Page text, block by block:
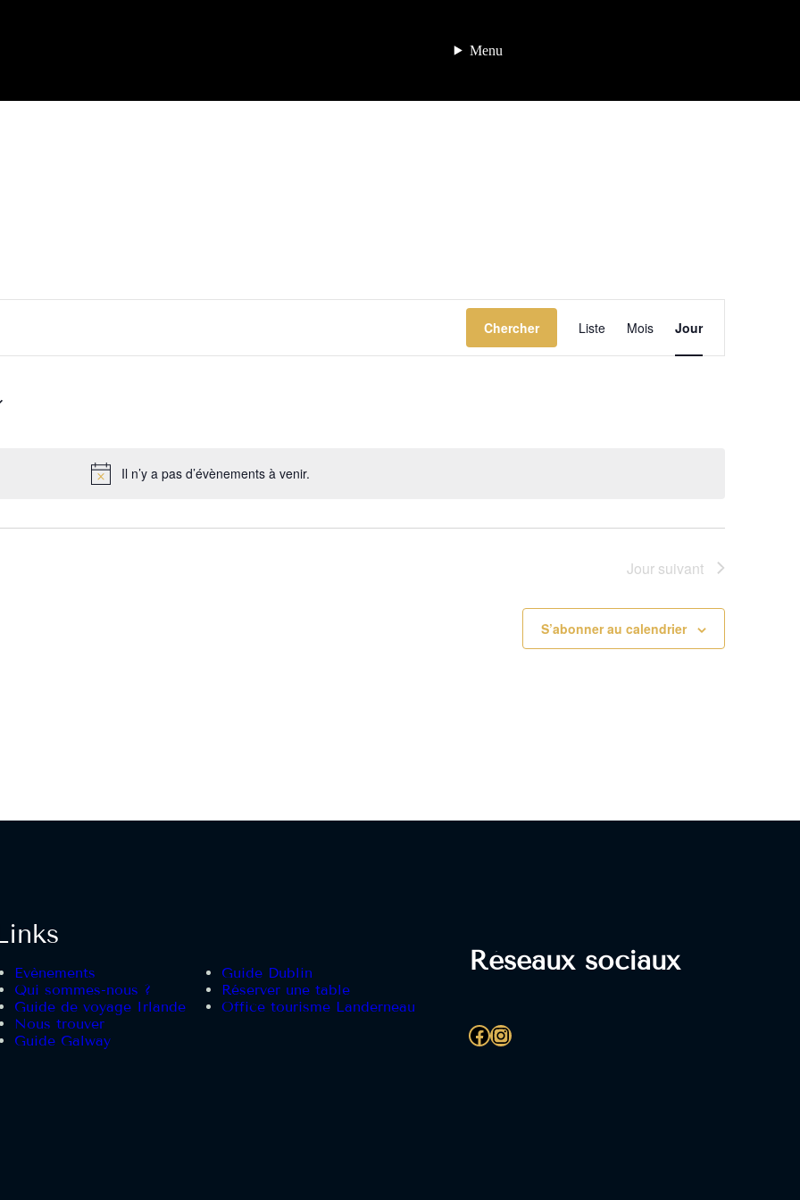
Menu
Il n’y a pas d’évènements à venir.
Chercher
de
Liste Mois Jour
Jour suivant
S’abonner au calendrier
Evènements
Qui sommes-nous ?
Guide de voyage Irlande
Nous trouver
Guide Galway
Guide Dublin
Réserver une table
Office tourisme Landerneau
Réseaux sociaux
Facebook
Instagram